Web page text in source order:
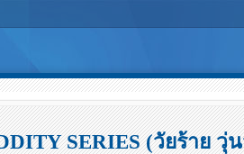
SERIES (วัยร้าย วุ่